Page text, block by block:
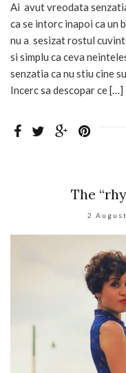
Ai avut vreodata
ca se intorc inapoi ca un
nu a sesizat rostul
si simplu ca ceva
senzatia ca nu stiu cine
Incerc sa descopar ce […]
The
2